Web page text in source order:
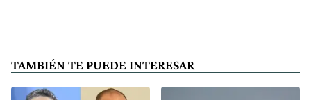
TAMBIÉN TE PUEDE INTERESAR